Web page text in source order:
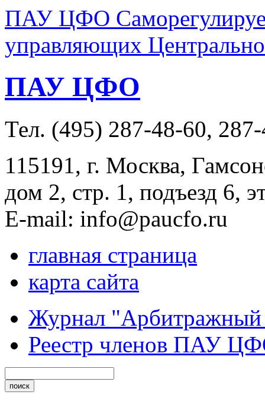
ПАУ ЦФО
управляющих
ПАУ ЦФО
Тел. (495) 287-48-60,
115191, г. Москва,
дом 2, стр. 1, подъезд 6,
E-mail: info@paucfo.ru
главная страница
карта сайта
Журнал
Реестр членов ПАУ